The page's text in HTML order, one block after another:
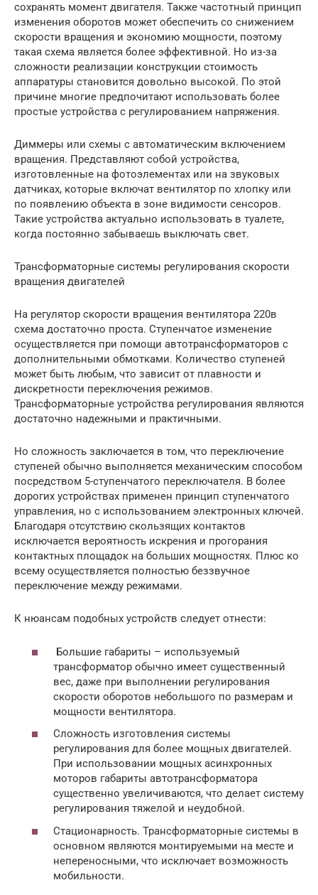
сохранять момент двигателя. Также частотный принцип
изменения оборотов может обеспечить со снижением
скорости вращения и экономию мощности, поэтому
такая схема является более эффективной. Но из-за
сложности реализации конструкции стоимость
аппаратуры становится довольно высокой. По этой
причине многие предпочитают использовать более
простые устройства с регулированием напряжения.
Диммеры или схемы с автоматическим включением
вращения. Представляют собой устройства,
изготовленные на фотоэлементах или на звуковых
датчиках, которые включат вентилятор по хлопку или
по появлению объекта в зоне видимости сенсоров.
Такие устройства актуально использовать в туалете,
когда постоянно забываешь выключать свет.
Трансформаторные системы регулирования скорости
вращения двигателей
На регулятор скорости вращения вентилятора 220в
схема достаточно проста. Ступенчатое изменение
осуществляется при помощи автотрансформаторов с
дополнительными обмотками. Количество ступеней
может быть любым, что зависит от плавности и
дискретности переключения режимов.
Трансформаторные устройства регулирования являются
достаточно надежными и практичными.
Но сложность заключается в том, что переключение
ступеней обычно выполняется механическим способом
посредством 5-ступенчатого переключателя. В более
дорогих устройствах применен принцип ступенчатого
управления, но с использованием электронных ключей.
Благодаря отсутствию скользящих контактов
исключается вероятность искрения и прогорания
контактных площадок на больших мощностях. Плюс ко
всему осуществляется полностью беззвучное
переключение между режимами.
К нюансам подобных устройств следует отнести:
Большие габариты – используемый
трансформатор обычно имеет существенный
вес, даже при выполнении регулирования
скорости оборотов небольшого по размерам и
мощности вентилятора.
Сложность изготовления системы
регулирования для более мощных двигателей.
При использовании мощных асинхронных
моторов габариты автотрансформатора
существенно увеличиваются, что делает систему
регулирования тяжелой и неудобной.
Стационарность. Трансформаторные системы в
основном являются монтируемыми на месте и
непереносными, что исключает возможность
мобильности.